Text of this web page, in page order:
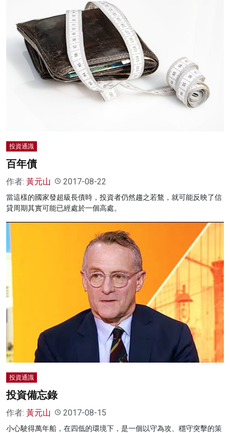
投資通識
百年債
作者: 黃元山 2017-08-22
當這樣的國家發超級長債時，投資者仍然趨之若鶩，就可能反映了信
貸周期其實可能已經處於一個高處。
投資通識
投資備忘錄
作者: 黃元山 2017-08-15
小心駛得萬年船，在四低的環境下，是一個以守為攻、穩守突擊的策